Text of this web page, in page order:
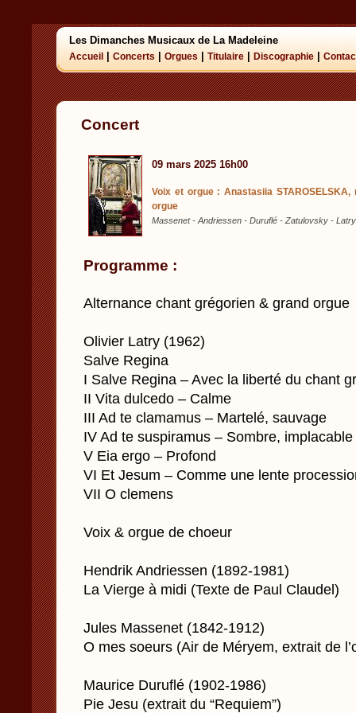
Les Dimanches Musicaux de La Madeleine
Accueil Concerts Orgues Titulaire Discographie
Concert
09 mars 2025 16h00
Voix et orgue : Anastasiia
orgue
Massenet - Andriessen - Duruflé - Zatulovsky - Latry
Programme :
Alternance chant grégorien & grand orgue
Olivier Latry (1962)
Salve Regina
I Salve Regina – Avec la liberté du chant
II Vita dulcedo – Calme
III Ad te clamamus – Martelé, sauvage
IV Ad te suspiramus – Sombre, implacable
V Eia ergo – Profond
VI Et Jesum – Comme une lente
VII O clemens
Voix & orgue de choeur
Hendrik Andriessen (1892-1981)
La Vierge à midi (Texte de Paul Claudel)
Jules Massenet (1842-1912)
O mes soeurs (Air de Méryem, extrait de
Maurice Duruflé (1902-1986)
Pie Jesu (extrait du “Requiem”)